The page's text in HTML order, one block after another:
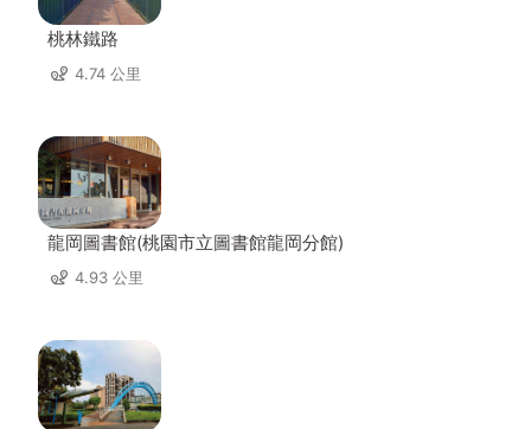
桃林鐵路
4.74 公里
龍岡圖書館(桃園市立圖書館龍岡分館)
4.93 公里